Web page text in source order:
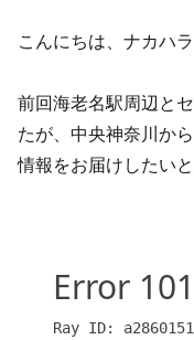
こんにちは、ナカハラ
前回海老名駅周辺と
たが、中央神奈川か
情報をお届けしたいと
プラットフォーム